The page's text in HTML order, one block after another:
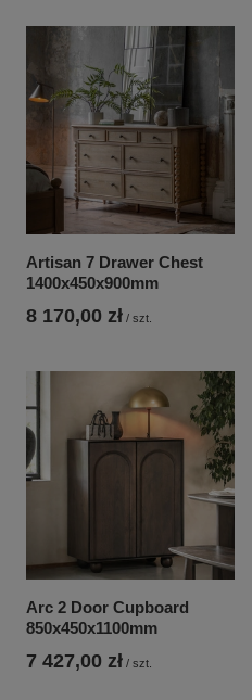
Artisan 7 Drawer Chest
1400x450x900mm
8 170,00 zł / szt.
Arc 2 Door Cupboard
850x450x1100mm
7 427,00 zł / szt.